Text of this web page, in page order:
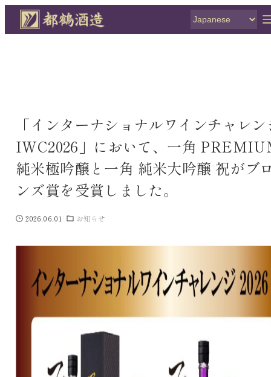
「インターナショナルワインチャレ
IWC2026」において、一角
純米極吟醸と一角 純米大吟醸 祝がブ
ンズ賞を受賞しました。
2026.06.01 お知らせ